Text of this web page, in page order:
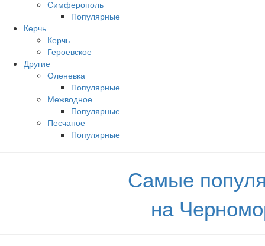
Симферополь
Популярные
Керчь
Керчь
Героевское
Другие
Оленевка
Популярные
Межводное
Популярные
Песчаное
Популярные
Самые
на